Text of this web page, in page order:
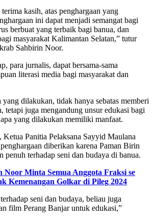
kasih, atas penghargaan yang
ini dapat menjadi semangat bagi
berbuat yang terbaik bagi banua, dan
masyarakat Kalimantan Selatan,” tutur
Sahbirin Noor.
para jurnalis, dapat bersama-sama
literasi media bagi masyarakat dan
yang dilakukan, tidak hanya sebatas memberi
tetapi juga mengandung unsur edukasi bagi
yang dilakukan memiliki manfaat.
Ketua Panitia Pelaksana Sayyid Maulana
diberikan karena Paman Birin
penuh terhadap seni dan budaya di banua.
Noor Minta Semua Anggota Fraksi se
Kemenangan Golkar di Pileg 2024
seni dan budaya, beliau juga
film Perang Banjar untuk edukasi,”